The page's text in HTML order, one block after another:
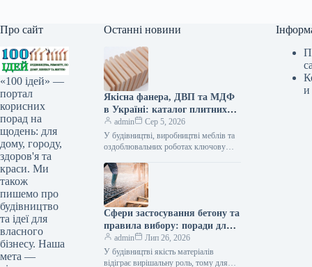
Про сайт
«100 ідей» —
портал
корисних
порад на
щодень: для
дому, городу,
здоров'я та
краси. Ми
також
пишемо про
будівництво
та ідеї для
власного
бізнесу. Наша
мета —
Останні новини
Якісна фанера, ДВП та МДФ
в Україні: каталог плитних
матеріалів від «ВІН-ВУД»
admin
Сер 5, 2026
У будівництві, виробництві меблів та
оздоблювальних роботах ключову
сировини. Компанія «ВІН-ВУД» уже
тривалий час займається…
Сфери застосування бетону та
правила вибору: поради для
приватного й промислового
будівництва
admin
Лип 26, 2026
У будівництві якість матеріалів
відіграє вирішальну роль, тому для
и